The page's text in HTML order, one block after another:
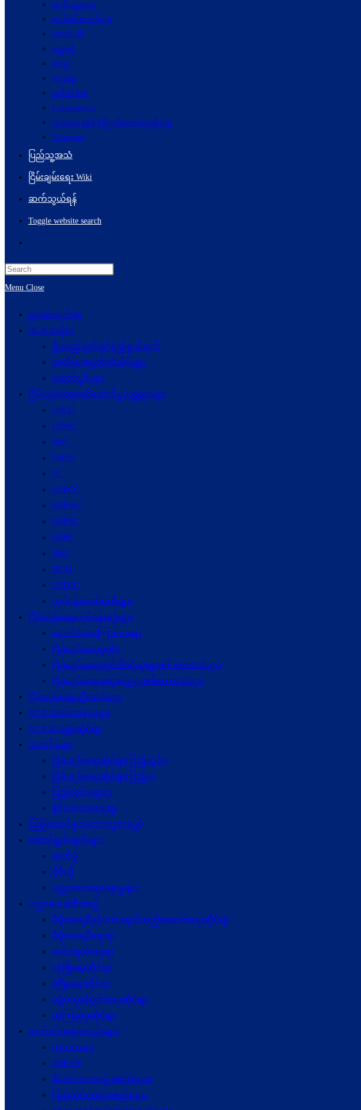
အသိပညာပေး
ဆက်စပ်စာအုပ်များ
ဆောင်းပါး
ဝတ္ထုတို
ကဗျာ
ကာတွန်း
အစီရင်ခံစာ
E-Newsletters
သုတေသနနှင့်ဖွံ့ဖြိုးတိုးတက်ရေးဆိုင်ရာ
Acronyms
ပြည်သူ့အသံ
ငြိမ်းချမ်းရေး Wiki
ဆက်သွယ်ရန်
Toggle website search
Menu Close
မူလစာမျက်နှာ
NCA သမိုင်း
ဦးတည်ချက်နှင့်ရည်ရွယ်ချက်
အထိမ်းအမှတ်တံဆိပ်များ
ဆောင်ပုဒ်များ
ငြိမ်းချမ်းရေးဖော်‌ဆောင်မှုယန္တရားများ
UPCC
UPWC
MPC
NRPC
PC
NSPCC
NSPWC
NSPNC
NSPC
JMC
JICM
UPDJC
လုပ်ငန်းကော်မတီများ
ငြိမ်းချမ်းရေးလုပ်ငန်းစဉ်များ
နောက်ခံအကြောင်းအရာ
ငြိမ်းချမ်းရေးမူဝါဒ
ငြိမ်းချမ်းရေးတွင်ပါဝင်သူများ၏ စကားသံများ
ငြိမ်းချမ်းရေးအစုအဖွဲ့များ၏စကားသံများ
ငြိမ်းချမ်းရေးညီလာခံများ
NCA အခမ်းအနားများ
NCA စာချုပ်ဆိုင်ရာ
သတင်းများ
ငြိမ်းချမ်းရေးဆိုင်ရာ(ပြည်တွင်း)
ငြိမ်းချမ်းရေးဆိုင်ရာ(ပြည်ပ)
ပြည်တွင်းရေးရာ
နိုင်ငံတကာရေးရာ
ပြည်ထောင်စုသဘောတူစာချုပ်
ဆောင်ရွက်ချက်များ
ဓာတ်ပုံ
ဗွီဒီယို
ပညာပေးဆွေးနွေးမှုများ
ပညာပေးအစီအစဉ်
ဒီမိုကရေစီနှင့်ဖက်ဒရယ်တည်ဆောက်ရေးဆိုင်ရာ
ဒီမိုကရေစီရေးရာ
ဖက်ဒရယ်ရေးရာ
လုံခြုံရေးဆိုင်ရာ
ဖွံဖြိုးရေးဆိုင်ရာ
ပဋိပက္ခ‌ဖြေရှင်းရေးဆိုင်ရာ
ယုံကြည်မှုဆိုင်ရာ
ဆက်စပ်အဖွဲ့အစည်းများ
ကုလသမဂ္ဂ
ASEAN
နိုင်ငံတကာအဖွဲ့အစည်းများ
ပြည်တွင်းအဖွဲ့အစည်းများ